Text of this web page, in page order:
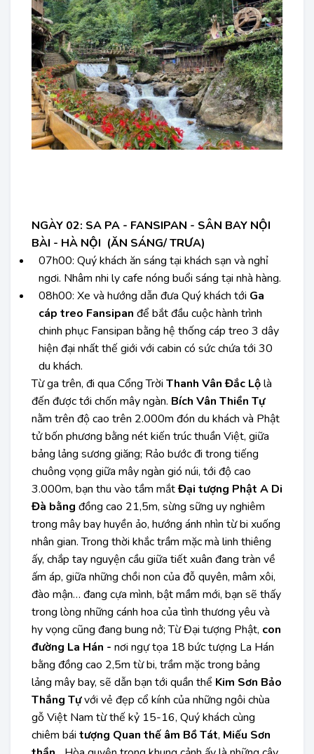
NGÀY 02: SA PA - FANSIPAN - SÂN BAY NỘI
BÀI - HÀ NỘI (ĂN SÁNG/ TRƯA)
07h00: Quý khách ăn sáng tại khách sạn và nghỉ
ngơi. Nhâm nhi ly cafe nóng buổi sáng tại nhà hàng.
08h00: Xe và hướng dẫn đưa Quý khách tới Ga
cáp treo Fansipan để bắt đầu cuộc hành trình
chinh phục Fansipan bằng hệ thống cáp treo 3 dây
hiện đại nhất thế giới với cabin có sức chứa tới 30
du khách.
Từ ga trên, đi qua Cổng Trời Thanh Vân Đắc Lộlà
đến được tới chốn mây ngàn. Bích Vân Thiền Tự
nằm trên độ cao trên 2.000m đón du khách và Phật
tử bốn phương bằng nét kiến trúc thuần Việt, giữa
bảng lảng sương giăng; Rảo bước đi trong tiếng
chuông vọng giữa mây ngàn gió núi, tới độ cao
3.000m, bạn thu vào tầm mắtĐại tượng Phật A Di
Đà bằng đồng cao 21,5m, sừng sững uy nghiêm
trong mây bay huyền ảo, hướng ánh nhìn từ bi xuống
nhân gian. Trong thời khắc trầm mặc mà linh thiêng
ấy, chắp tay nguyện cầu giữa tiết xuân đang tràn về
ấm áp, giữa những chồi non của đỗ quyên, mâm xôi,
đào mận… đang cựa mình, bật mầm mới, bạn sẽ thấy
trong lòng những cánh hoa của tình thương yêu và
hy vọng cũng đang bung nở; Từ Đại tượng Phật, con
đường La Hán - nơi ngự tọa 18 bức tượng La Hán
bằng đồng cao 2,5m từ bi, trầm mặc trong bảng
lảng mây bay, sẽ dẫn bạn tới quần thể Kim Sơn Bảo
Thắng Tựvới vẻ đẹp cổ kính của những ngôi chùa
gỗ Việt Nam từ thế kỷ 15-16, Quý khách cùng
chiêm bái tượng Quan thế âm Bồ Tát, Miếu Sơn